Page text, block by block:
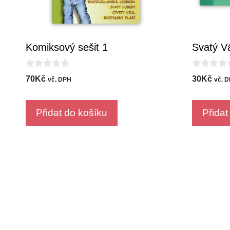
Komiksový sešit 1
0
o
t
5
70Kč vč. DPH
Přidat do košíku
Svatý
0
o
t
5
30Kč vč.